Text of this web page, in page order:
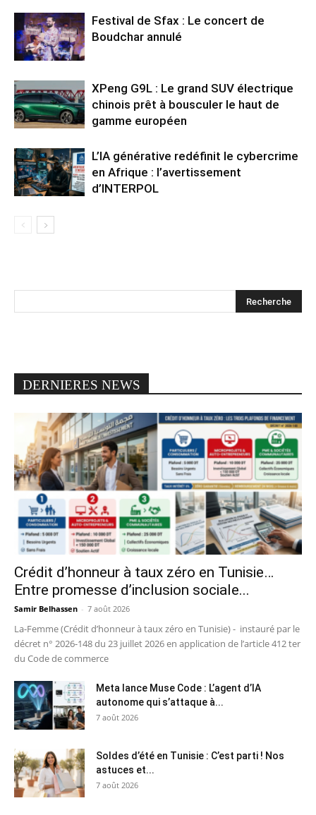
Festival de Sfax : Le concert de
Boudchar annulé
XPeng G9L : Le grand SUV électrique
chinois prêt à bousculer le haut de
gamme européen
L’IA générative redéfinit le cybercrime
en Afrique : l’avertissement
d’INTERPOL
DERNIERES NEWS
Crédit d’honneur à taux zéro en Tunisie…
Entre promesse d’inclusion sociale...
Samir Belhassen - 7 août 2026
La-Femme (Crédit d’honneur à taux zéro en Tunisie) - instauré par le
décret n° 2026-148 du 23 juillet 2026 en application de l’article 412 ter
du Code de commerce
Meta lance Muse Code : L’agent d’IA
autonome qui s’attaque à...
7 août 2026
Soldes d’été en Tunisie : C’est parti ! Nos
astuces et...
7 août 2026